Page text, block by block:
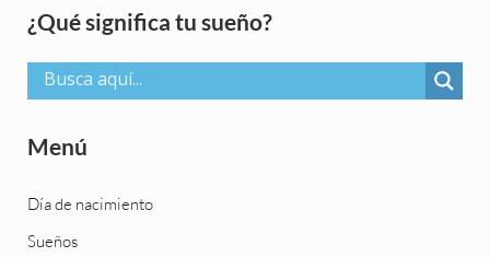
Sidebar
¿Qué significa tu sueño?
Menú
Día de nacimiento
Sueños